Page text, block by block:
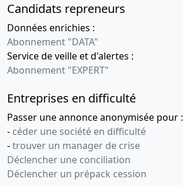
Candidats repreneurs
Données enrichies :
Abonnement "DATA"
Service de veille et d'alertes :
Abonnement "EXPERT"
Entreprises en difficulté
Passer une annonce anonymisée pour :
- céder une société en difficulté
-trouver un manager de crise
Déclencher une conciliation
Déclencher un prépack cession